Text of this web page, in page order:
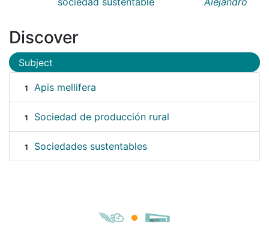
Discover
Subject
1 Apis mellifera
1 Sociedad de producción rural
1 Sociedades sustentables